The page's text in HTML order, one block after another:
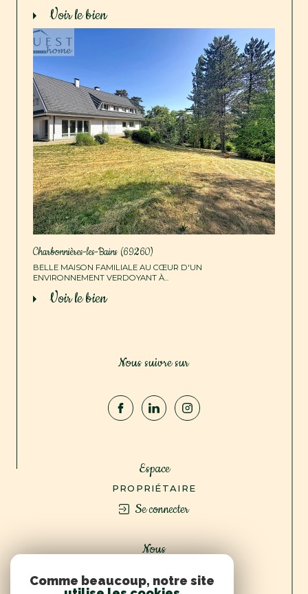
voir le bien
Charbonnières-les-Bains (69260)
BELLE MAISON FAMILIALE AU CŒUR D'UN
ENVIRONNEMENT VERDOYANT À...
voir le bien
Nous suivre sur
Espace
PROPRIÉTAIRE
Se connecter
Nous
Comme beaucoup, notre site